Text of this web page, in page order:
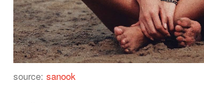
source: sanook